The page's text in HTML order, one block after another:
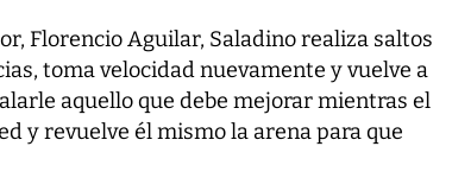
Florencio Aguilar, Saladino realiza saltos
toma velocidad nuevamente y vuelve a
aquello que debe mejorar mientras el
y revuelve él mismo la arena para que